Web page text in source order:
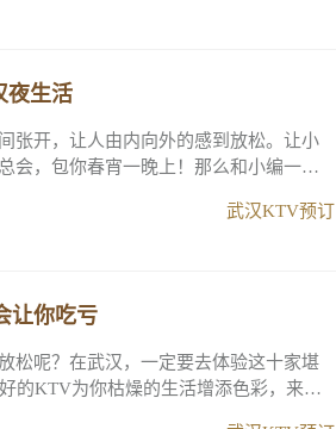
夜生活
张开，让人由内向外的感到放松。让小
会，包你春宵一晚上！那么和小编一起
...
武汉KTV预订
让你吃亏
松呢？在武汉，一定要去体验这十家堪
的KTV为你枯燥的生活增添色彩，来看